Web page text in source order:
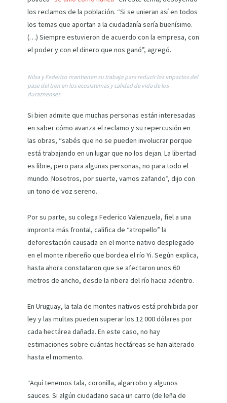
los reclamos de la población. “Si se unieran así en todos
los temas que aportan a la ciudadanía sería buenísimo.
(…) Siempre estuvieron de acuerdo con la empresa, con
el poder y con el dinero que nos ganó”, agregó.
Nilsa y Federico mantienen su trabajo para reducir los impactos del
pase del tren en los ecosistemas y calidad de vida de los
duraznenses.
Si bien admite que muchas personas están interesadas
en saber cómo avanza el reclamo y su repercusión en
las obras, “sabés que no se pueden involucrar porque
está trabajando en un lugar que no los dejan. La libertad
es libre, pero para algunas personas, no para todo el
mundo. Nosotros, por suerte, vamos zafando”, dijo con
un tono de voz sereno.
Por su parte, su colega Federico Valenzuela, fiel a una
impronta más frontal, califica de “atropello” la
deforestación causada en el monte nativo desplegado
en el monte ribereño que bordea el río Yi. Según explica,
hasta ahora constataron que se afectaron unos 60
metros de ancho, desde la ribera del río hacia adentro.
En Uruguay, la tala de montes nativos está prohibida por
ley y las multas pueden superar los 12 000 dólares por
cada hectárea dañada. En este caso, no hay
estimaciones sobre cuántas hectáreas se han alterado
hasta el momento.
“Aquí tenemos tala, coronilla, algarrobo y algunos
sauces. Si algún ciudadano saca un carro (de leña de